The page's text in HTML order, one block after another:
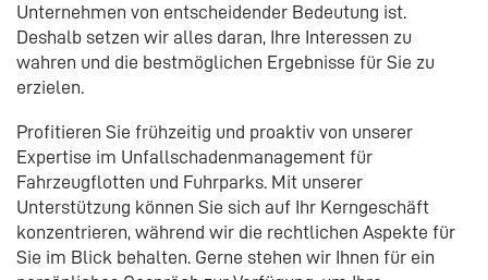
Unternehmen von entscheidender Bedeutung ist.
Deshalb setzen wir alles daran, Ihre Interessen zu
wahren und die bestmöglichen Ergebnisse für Sie zu
erzielen.
Profitieren Sie frühzeitig und proaktiv von unserer
Expertise im Unfallschadenmanagement für
Fahrzeugflotten und Fuhrparks. Mit unserer
Unterstützung können Sie sich auf Ihr Kerngeschäft
konzentrieren, während wir die rechtlichen Aspekte für
Sie im Blick behalten. Gerne stehen wir Ihnen für ein